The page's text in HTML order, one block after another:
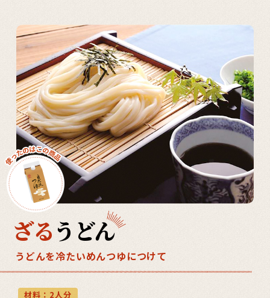
ざるうどん
うどんを冷たいめんつゆにつけて
材料：2人分